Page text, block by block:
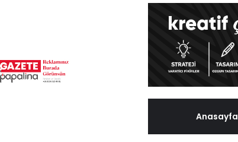
Anasayfa